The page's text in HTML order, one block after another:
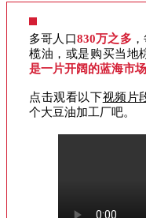
多哥人口830万之多，
榄油，或是购买当地
是一片开阔的蓝海市场
点击观看以下视频片
个大豆油加工厂吧。